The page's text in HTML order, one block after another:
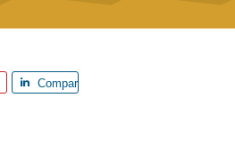
Compar